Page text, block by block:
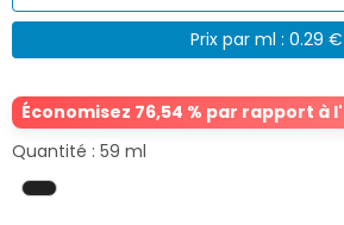
Prix par ml : 0.29 €
Économisez 76,54 % par rapport à
Quantité : 59 ml